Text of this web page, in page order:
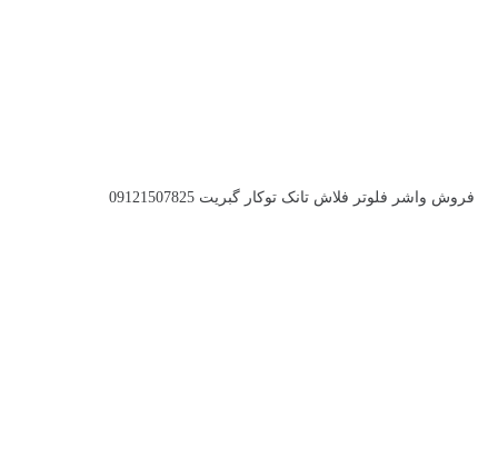
فروش واشر فلوتر فلاش تانک توکار گبریت 09121507825